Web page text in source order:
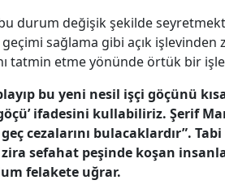
durum değişik şekilde
sağlama gibi açık
tatmin etme yönünde örtük bir
bu yeni nesil işçi göçünü
ifadesini kullabiliriz. Şerif
cezalarını bulacaklardır”.
zira sefahat peşinde koşan
felakete uğrar.